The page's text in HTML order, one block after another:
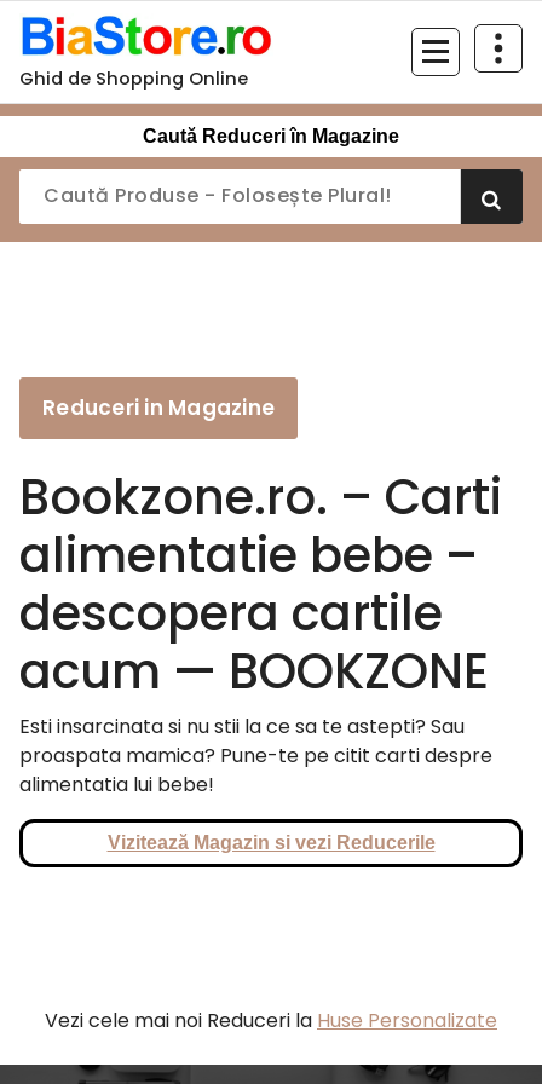
Sari
conținut
Ghid de Shopping Online
Caută Reduceri în Magazine
Reduceri in Magazine
Bookzone.ro. – Carti
alimentatie bebe –
descopera cartile
acum — BOOKZONE
Esti insarcinata si nu stii la ce sa te astepti? Sau
proaspata mamica? Pune-te pe citit carti despre
alimentatia lui bebe!
Vizitează Magazin si vezi Reducerile
Vezi cele mai noi Reduceri la Huse Personalizate